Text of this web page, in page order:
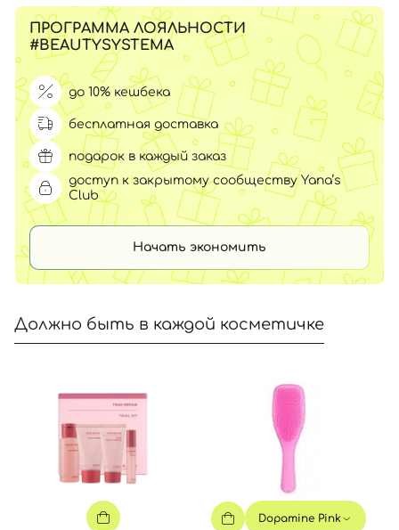
ПРОГРАММА ЛОЯЛЬНОСТИ
#BEAUTYSYSTEMA
до 10% кешбека
бесплатная доставка
подарок в каждый заказ
доступ к закрытому сообществу Yana’s
Club
Начать экономить
Должно быть в каждой косметичке
Dopamine Pink